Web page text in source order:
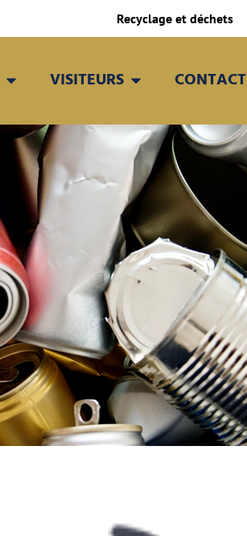
Recyclage et déchets
VISITEURS CONTACT